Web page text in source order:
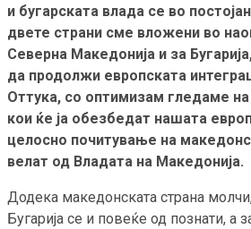
и бугарската влада се во
двете страни сме вложени во
Северна Македонија и за
да продолжи европската
Оттука, со оптимизам гледаме
кои ќе ја обезбедат нашата
целосно почитување на
велат од Владата на Македонија.
Додека македонската страна
Бугарија се и повеќе од познати, а